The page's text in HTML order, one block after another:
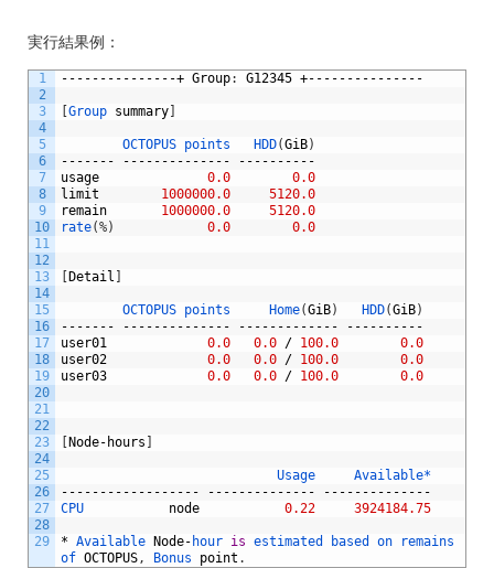
実行結果例：
1
2
3
4
5
6
7
8
9
10
11
12
13
14
15
16
17
18
19
20
21
22
23
24
25
26
27
28
29
---------------+ Group: G12345 +---------------
Group summary
OCTOPUS points HDD(GiB)
-------
--------------
----------
usage
0.0
0.0
limit
1000000.0
5120.0
remain
1000000.0
5120.0
rate(%) 0.0 0.0
Detail
OCTOPUS points Home(GiB) HDD(GiB)
-------
-------------- -------------
----------
user01
0.0 0.0 / 100.0
0.0
user02
0.0 0.0 / 100.0
0.0
user03
0.0 0.0 / 100.0 0.0
Node- hours
Usage Available*
------------------
--------------
--------------
CPU node 0.22 3924184.75
* Available Node- hour is estimated based on
remains
of OCTOPUS, Bonus point .